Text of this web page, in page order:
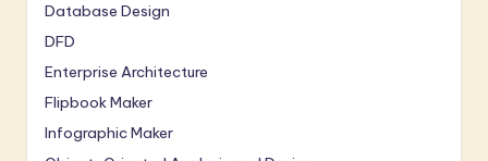
Database Design
DFD
Enterprise Architecture
Flipbook Maker
Infographic Maker